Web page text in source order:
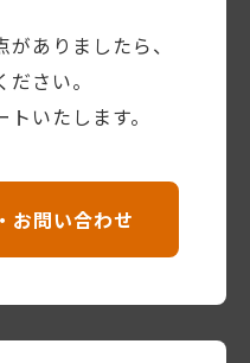
ありましたら、
さい。
いたします。
お問い合わせ